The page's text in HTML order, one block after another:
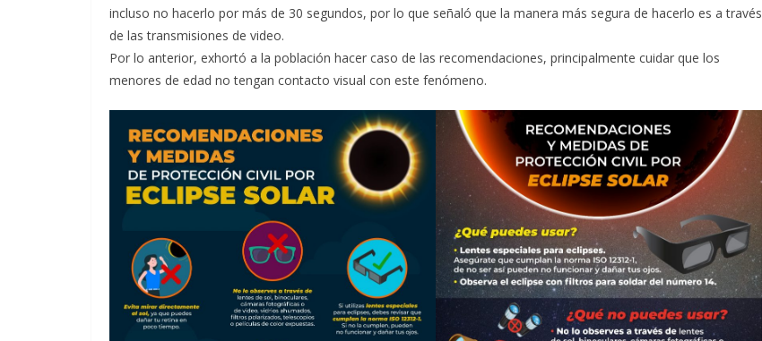
incluso no hacerlo por más de 30 segundos, por lo que señaló que la manera más segura de hacerlo es a través
de las transmisiones de video.
Por lo anterior, exhortó a la población hacer caso de las recomendaciones, principalmente cuidar que los
menores de edad no tengan contacto visual con este fenómeno.